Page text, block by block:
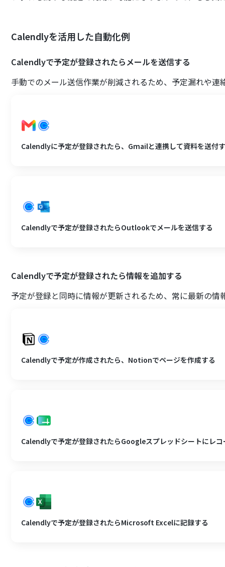
Calendlyを活用した自動化例
Calendlyで予定が登録されたらメールを送信する
手動でのメール送信作業が削減されるため、予定漏れや
Calendlyに予定が登録されたら、Gmailと連携して資料を送付
Calendlyで予定が登録されたらOutlookでメールを送信する
Calendlyで予定が登録されたら情報を追加する
予定が登録と同時に情報が更新されるため、常に最新の
Calendlyで予定が作成されたら、Notionでページを作成する
Calendlyで予定が登録されたらGoogleスプレッドシートにレ
Calendlyで予定が登録されたらMicrosoft Excelに記録する